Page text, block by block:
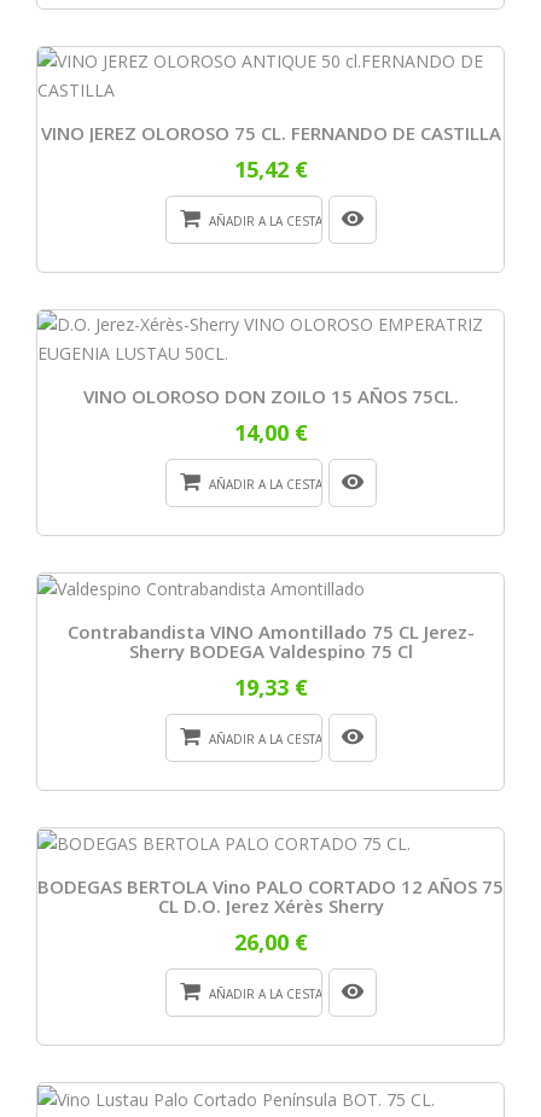
VINO JEREZ OLOROSO 75 CL. FERNANDO DE CASTILLA
15,42 €
AÑADIR A LA CESTA
VINO OLOROSO DON ZOILO 15 AÑOS 75CL.
14,00 €
AÑADIR A LA CESTA
Contrabandista VINO Amontillado 75 CL Jerez-
Sherry BODEGA Valdespino 75 Cl
19,33 €
AÑADIR A LA CESTA
BODEGAS BERTOLA Vino PALO CORTADO 12 AÑOS 75
CL D.O. Jerez Xérès Sherry
26,00 €
AÑADIR A LA CESTA